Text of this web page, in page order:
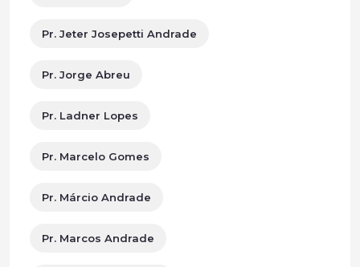
Pr. Jeter Josepetti Andrade
Pr. Jorge Abreu
Pr. Ladner Lopes
Pr. Marcelo Gomes
Pr. Márcio Andrade
Pr. Marcos Andrade